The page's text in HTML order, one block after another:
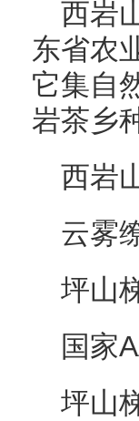
西岩
东省农
它集自
岩茶乡
西岩
云雾
坪山
国家
坪山